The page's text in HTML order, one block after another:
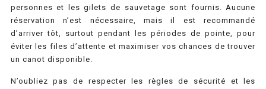
personnes et les gilets de sauvetage sont fournis. Aucune
réservation n’est nécessaire, mais il est recommandé
d’arriver tôt, surtout pendant les périodes de pointe, pour
éviter les files d’attente et maximiser vos chances de trouver
un canot disponible.
N’oubliez pas de respecter les règles de sécurité et les